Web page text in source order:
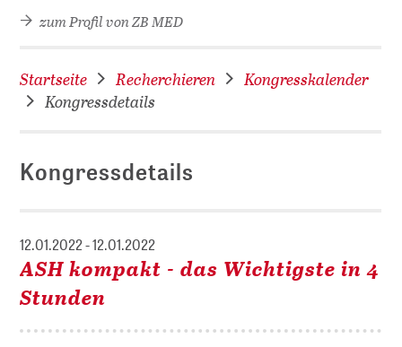
zum Profil von ZB MED
Startseite Recherchieren
Kongresskalender
Kongressdetails
Kongressdetails
12.01.2022 - 12.01.2022
ASH kompakt - das Wichtigste in 4
Stunden